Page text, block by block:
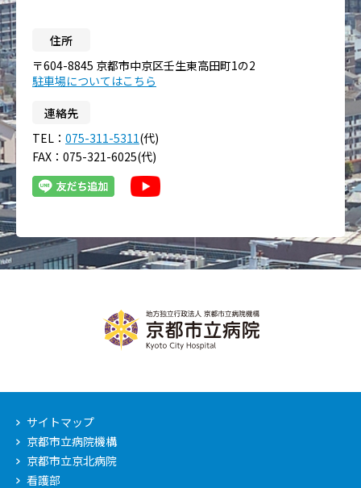
住所
〒604-8845 京都市中京区壬生東高田町1の2
駐車場についてはこちら
連絡先
TEL： 075-311-5311(代)
FAX：075-321-6025(代)
サイトマップ
京都市立病院機構
京都市立京北病院
看護部